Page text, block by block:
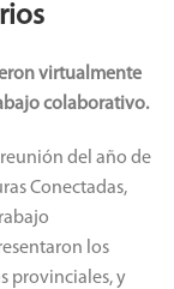
virtualmente
colaborativo.
del año de
Conectadas,
los
provinciales, y